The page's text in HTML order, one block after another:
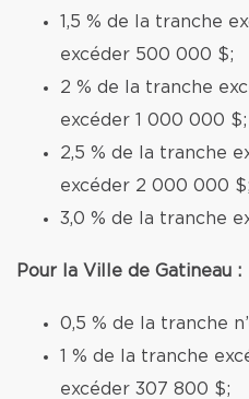
1,5 % de la tranche
excéder 500 000 $;
2 % de la tranche
excéder 1 000 000 $;
2,5 % de la tranche
excéder 2 000 000 $;
3,0 % de la tranche
Pour la Ville de Gatineau :
0,5 % de la tranche
1 % de la tranche
excéder 307 800 $;